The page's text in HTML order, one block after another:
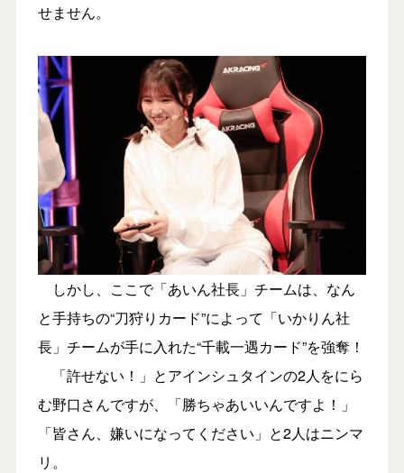
せません。
しかし、ここで「あいん社長」チームは、なん
と手持ちの“刀狩りカード”によって「いかりん社
長」チームが手に入れた“千載一遇カード”を強奪！
「許せない！」とアインシュタインの2人をにら
む野口さんですが、「勝ちゃあいいんですよ！」
「皆さん、嫌いになってください」と2人はニンマ
リ。